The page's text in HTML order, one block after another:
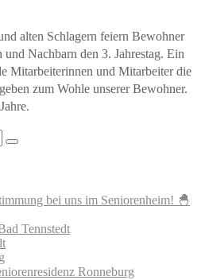
alten Schlagern feiern Bewohner
Nachbarn den 3. Jahrestag. Ein
Mitarbeiterinnen und Mitarbeiter die
zum Wohle unserer Bewohner.
bei uns im Seniorenheim! 🐣
Tennstedt
Ronneburg